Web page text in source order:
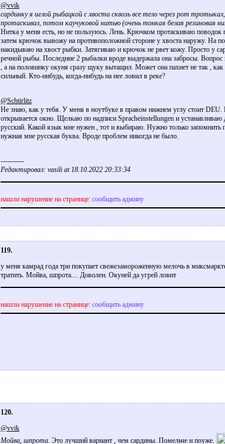
@vvik
сардинку я иглой рыбацкой с хвоста сквозь все тело через рот
протаскивал, потом каучуковой нитью (очень тонкая белая резиновая
Нитка у меня есть, но не пользуюсь. Лень. Крючком протаскиваю поводок
затем крючок вывожу на противоположной стороне у хвоста наружу. На
накидываю на хвост рыбки. Затягиваю и крючок не рвет кожу. Просто у
речной рыбы. Последние 2 рыбалки вроде выдержала она забросы. Вопрос
, а на половинку окуня сразу щуку вытащил. Может она пахнет не так ,
сильный. Кто-нибудь, когда-нибудь на нее ловил в реке?
@Schtirlitz
Не знаю, как у тебя. У меня в ноутбуке в правом нижнем углу стоит DEU.
открывается окно. Щелкаю по надписи Spracheinstellungen и
русский. Какой язык мне нужен , тот и выбираю. Нужно только запомнить
нужная мне русская буква. Вроде проблем никогда не было.
----------
Редактировал: vasili at 18.10.2022 20:33:34
нашли нарушение на странице: сообщить админу
119.
у меня камрад года три покупает свежезамороженную мелочь в
тратить. Мойва, шпрота.... Доволен. Окуней да угрей ловит
нашли нарушение на странице: сообщить админу
120.
@vvik
Мойва, шпрота. Это лучший вариант , чем сардины. Помельче и поуже.